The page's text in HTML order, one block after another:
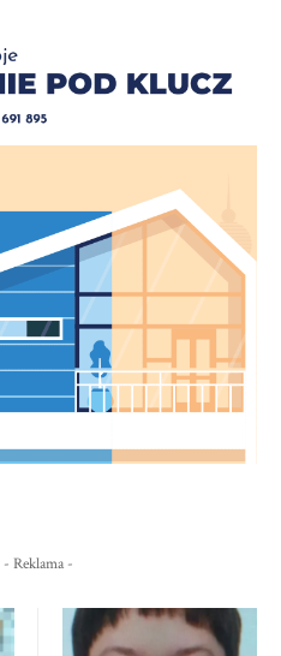
- Reklama -